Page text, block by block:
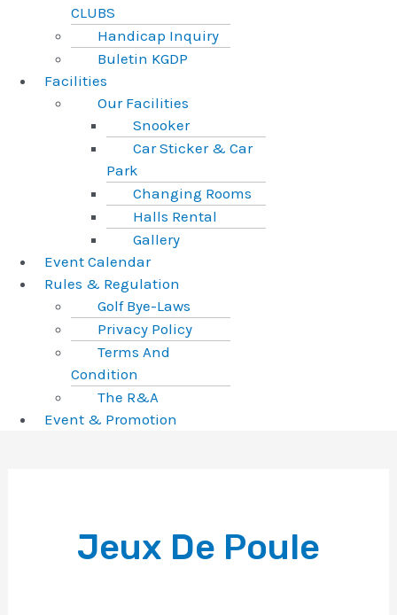
CLUBS
Handicap Inquiry
Buletin KGDP
Facilities
Our Facilities
Snooker
Car Sticker & Car
Park
Changing Rooms
Halls Rental
Gallery
Event Calendar
Rules & Regulation
Golf Bye-Laws
Privacy Policy
Terms And
Condition
The R&A
Event & Promotion
Jeux De Poule